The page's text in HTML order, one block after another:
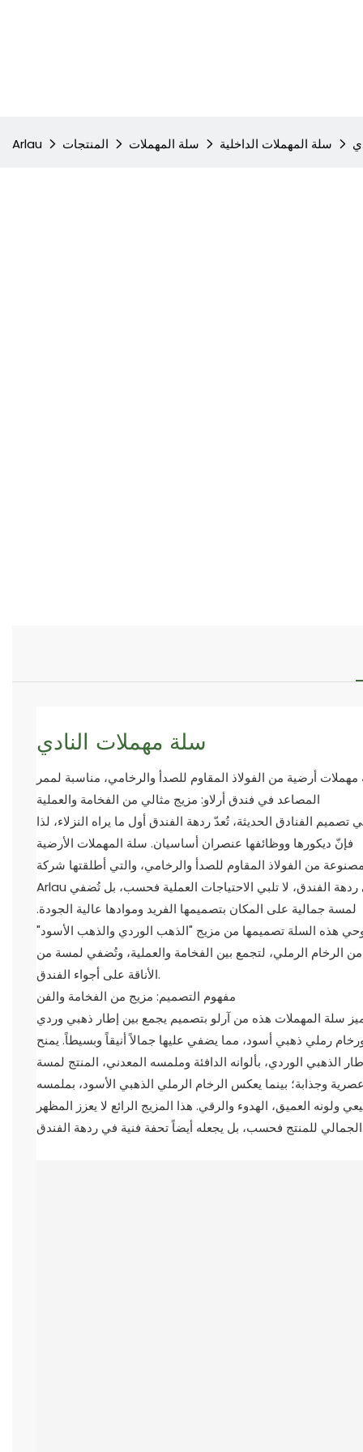
Arlau المنتجات سلة المهملات سلة المهملات الداخلية
سلة مهملات النادي
أرضية من الفولاذ المقاوم للصدأ والرخامي، مناسبة لممر
المصاعد في فندق أرلاو: مزيج مثالي من الفخامة والعملية
تصميم الفنادق الحديثة، تُعدّ ردهة الفندق أول ما يراه النزلاء، لذا
فإنّ ديكورها ووظائفها عنصران أساسيان. سلة المهملات الأرضية
من الفولاذ المقاوم للصدأ والرخامي، والتي أطلقتها شركة
Arlau في ردهة الفندق، لا تلبي الاحتياجات العملية فحسب، بل تُضفي
لمسة جمالية على المكان بتصميمها الفريد وموادها عالية الجودة.
هذه السلة تصميمها من مزيج "الذهب الوردي والذهب الأسود"
من الرخام الرملي، لتجمع بين الفخامة والعملية، وتُضفي لمسة من
الأناقة على أجواء الفندق.
مفهوم التصميم: مزيج من الفخامة والفن
سلة المهملات هذه من آرلو بتصميم يجمع بين إطار ذهبي وردي
رملي ذهبي أسود، مما يضفي عليها جمالاً أنيقاً وبسيطاً. يمنح
الذهبي الوردي، بألوانه الدافئة وملمسه المعدني، المنتج لمسة
وجذابة؛ بينما يعكس الرخام الرملي الذهبي الأسود، بملمسه
ولونه العميق، الهدوء والرقي. هذا المزيج الرائع لا يعزز المظهر
في ردهة الفندق.